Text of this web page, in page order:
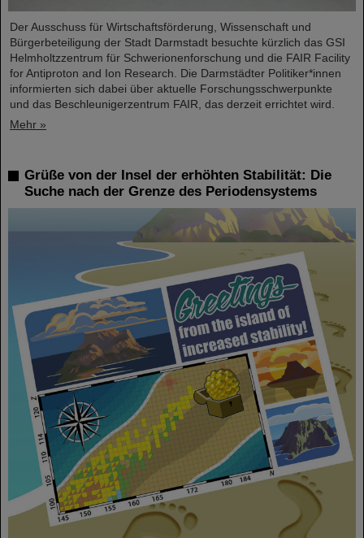
Der Ausschuss für Wirtschaftsförderung, Wissenschaft und
Bürgerbeteiligung der Stadt Darmstadt besuchte kürzlich das GSI
Helmholtzzentrum für Schwerionenforschung und die FAIR Facility
for Antiproton and Ion Research. Die Darmstädter Politiker*innen
informierten sich dabei über aktuelle Forschungsschwerpunkte
und das Beschleunigerzentrum FAIR, das derzeit errichtet wird.
Mehr »
Grüße von der Insel der erhöhten Stabilität: Die
Suche nach der Grenze des Periodensystems